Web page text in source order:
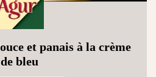
et panais à la crème
de bleu